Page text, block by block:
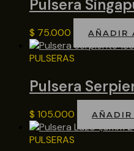
Pulsera
$ 75.000 AÑADIR
PULSERAS
Pulsera
$ 105.000
PULSERAS